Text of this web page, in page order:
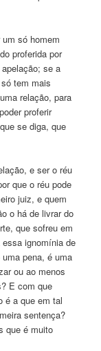
só homem
proferida por
se a
tem mais
relação, para
proferir
se diga, que
e ser o réu
que o réu pode
juiz, e quem
o há de livrar do
que sofreu em
ignomínia de
pena, é uma
ou ao menos
E com que
é a que em tal
sentença?
que é muito